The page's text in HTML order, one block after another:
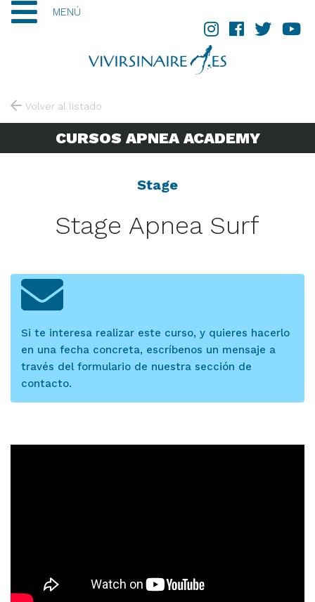
MENÚ
Volver al listado
CURSOS APNEA ACADEMY
Stage
Stage Apnea Surf
Si te interesa realizar este curso, y quieres hacerlo
en una fecha concreta, escríbenos un mensaje a
través del formulario de nuestra sección de
contacto.